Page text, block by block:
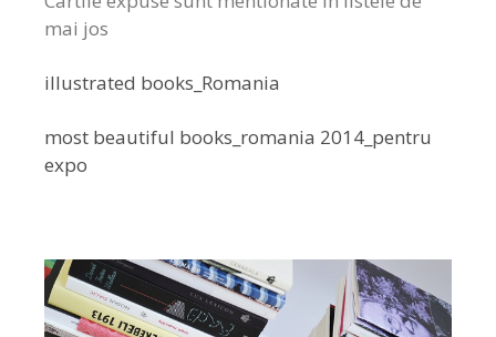
mai jos
illustrated books_Romania
most beautiful books_romania 2014_pentru
expo